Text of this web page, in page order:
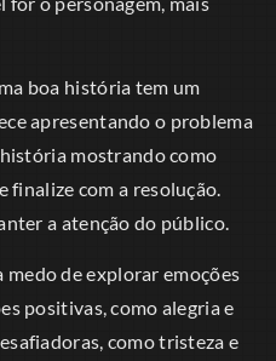
boa história tem um
apresentando o problema
mostrando como
finalize com a resolução.
a atenção do público.
medo de explorar emoções
positivas, como alegria e
como tristeza e